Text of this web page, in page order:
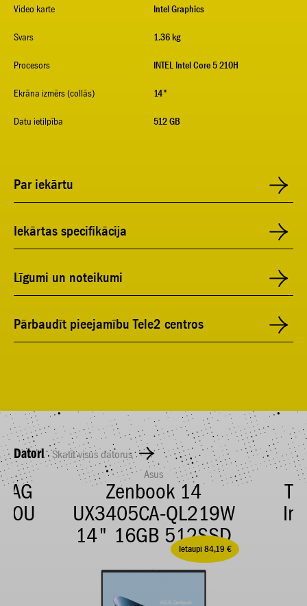
Intel Graphics
Video karte
1.36 kg
Svars
INTEL Intel Core 5 210H
Procesors
14"
Ekrāna izmērs (collās)
512 GB
Datu ietilpība
Par iekārtu
Iekārtas specifikācija
Līgumi un noteikumi
Pārbaudīt pieejamību Tele2 centros
Datori Skatīt visus datorus
AG
Asus
Zenbook 14
UX3405CA-QL219W
14" 16GB 512SSD
Ietaupi 84,19 €